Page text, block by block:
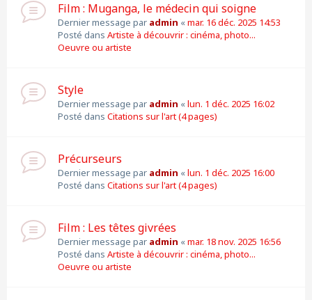
Film : Muganga, le médecin qui soigne
Dernier message par admin «mar. 16 déc. 2025 14:53
Posté dans Artiste à découvrir : cinéma, photo...
Oeuvre ou artiste
Style
Dernier message par admin «lun. 1 déc. 2025 16:02
Posté dans Citations sur l'art (4 pages)
Précurseurs
Dernier message par admin «lun. 1 déc. 2025 16:00
Posté dans Citations sur l'art (4 pages)
Film : Les têtes givrées
Dernier message par admin «mar. 18 nov. 2025 16:56
Posté dans Artiste à découvrir : cinéma, photo...
Oeuvre ou artiste